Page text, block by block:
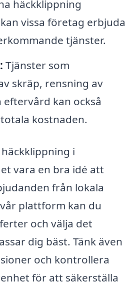
häckklippning
vissa företag erbjuda
tjänster.
Tjänster som
skräp, rensning av
kan också
kostnaden.
i
vara en bra idé att
från lokala
plattform kan du
och välja det
dig bäst. Tänk även
och kontrollera
för att säkerställa